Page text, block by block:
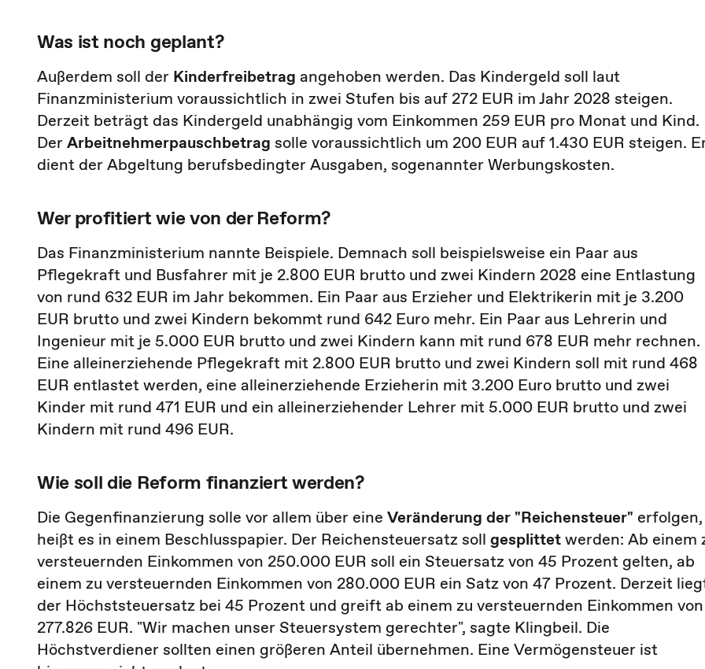
Was ist noch geplant?
Außerdem soll der Kinderfreibetrag angehoben werden. Das Kindergeld soll laut
Finanzministerium voraussichtlich in zwei Stufen bis auf 272 EUR im Jahr 2028 steigen.
Derzeit beträgt das Kindergeld unabhängig vom Einkommen 259 EUR pro Monat und Kind.
Der Arbeitnehmerpauschbetrag solle voraussichtlich um 200 EUR auf 1.430 EUR steigen.
dient der Abgeltung berufsbedingter Ausgaben, sogenannter Werbungskosten.
Wer profitiert wie von der Reform?
Das Finanzministerium nannte Beispiele. Demnach soll beispielsweise ein Paar aus
Pflegekraft und Busfahrer mit je 2.800 EUR brutto und zwei Kindern 2028 eine Entlastung
von rund 632 EUR im Jahr bekommen. Ein Paar aus Erzieher und Elektrikerin mit je 3.200
EUR brutto und zwei Kindern bekommt rund 642 Euro mehr. Ein Paar aus Lehrerin und
Ingenieur mit je 5.000 EUR brutto und zwei Kindern kann mit rund 678 EUR mehr rechnen.
Eine alleinerziehende Pflegekraft mit 2.800 EUR brutto und zwei Kindern soll mit rund 468
EUR entlastet werden, eine alleinerziehende Erzieherin mit 3.200 Euro brutto und zwei
Kinder mit rund 471 EUR und ein alleinerziehender Lehrer mit 5.000 EUR brutto und zwei
Kindern mit rund 496 EUR.
Wie soll die Reform finanziert werden?
Die Gegenfinanzierung solle vor allem über eine Veränderung der "Reichensteuer" erfolgen,
heißt es in einem Beschlusspapier. Der Reichensteuersatz soll gesplittetwerden: Ab einem
versteuernden Einkommen von 250.000 EUR soll ein Steuersatz von 45 Prozent gelten, ab
einem zu versteuernden Einkommen von 280.000 EUR ein Satz von 47 Prozent. Derzeit
der Höchststeuersatz bei 45 Prozent und greift ab einem zu versteuernden Einkommen von
277.826 EUR. "Wir machen unser Steuersystem gerechter", sagte Klingbeil. Die
Höchstverdiener sollten einen größeren Anteil übernehmen. Eine Vermögensteuer ist